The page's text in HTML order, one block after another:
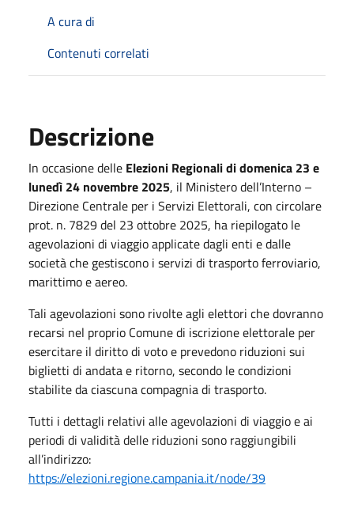
A cura di
Contenuti correlati
Descrizione
In occasione delle Elezioni Regionali di domenica 23 e
lunedì 24 novembre 2025, il Ministero dell’Interno –
Direzione Centrale per i Servizi Elettorali, con circolare
prot. n. 7829 del 23 ottobre 2025, ha riepilogato le
agevolazioni di viaggio applicate dagli enti e dalle
società che gestiscono i servizi di trasporto ferroviario,
marittimo e aereo.
Tali agevolazioni sono rivolte agli elettori che dovranno
recarsi nel proprio Comune di iscrizione elettorale per
esercitare il diritto di voto e prevedono riduzioni sui
biglietti di andata e ritorno, secondo le condizioni
stabilite da ciascuna compagnia di trasporto.
Tutti i dettagli relativi alle agevolazioni di viaggio e ai
periodi di validità delle riduzioni sono raggiungibili
all’indirizzo:
https://elezioni.regione.campania.it/node/39